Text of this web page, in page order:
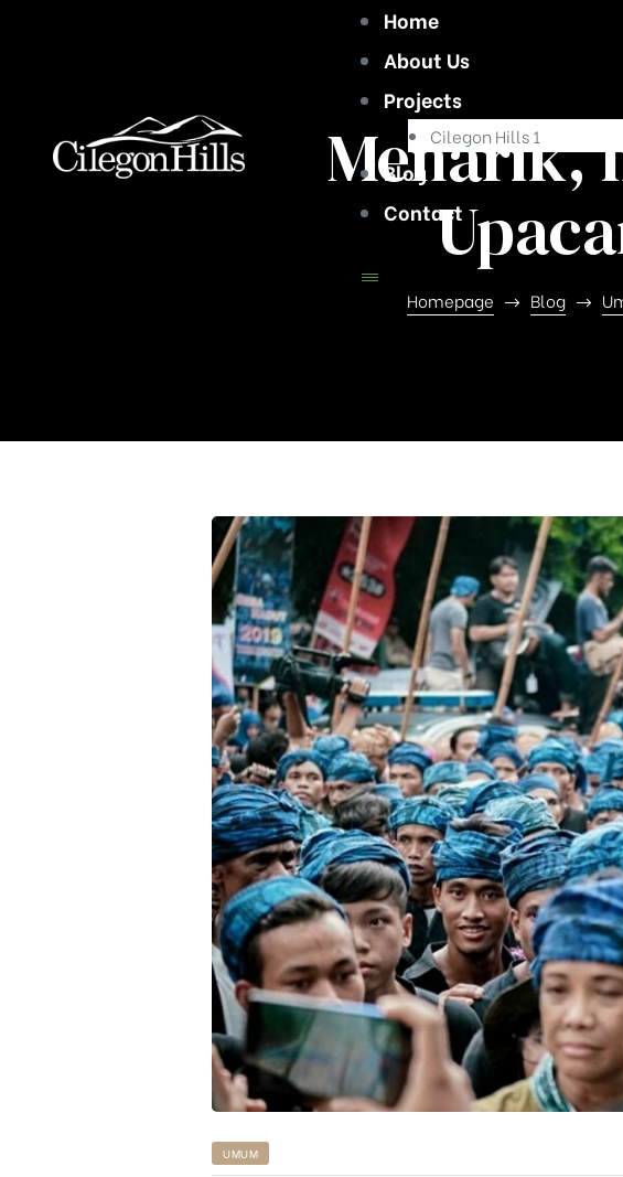
Home
About Us
Projects
Cilegon Hills 1
Blog
Contact
Menarik,
Homepage Blog
UMUM